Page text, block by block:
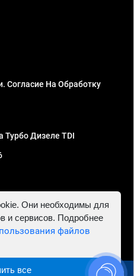
Согласие На Обработку
Турбо Дизеле TDI
ИНН 781302555843,
- Автосервис "Евро Чип
Они необходимы для
и сервисов. Подробнее
файлов
все